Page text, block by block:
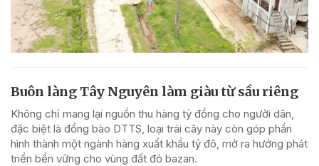
Buôn làng Tây Nguyên làm giàu từ sầu riêng
Không chỉ mang lại nguồn thu hàng tỷ đồng cho người dân,
đặc biệt là đồng bào DTTS, loại trái cây này còn góp phần
hình thành một ngành hàng xuất khẩu tỷ đô, mở ra hướng phát
triển bền vững cho vùng đất đỏ bazan.